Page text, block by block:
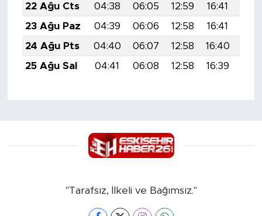
22 Ağu Cts
04:38 06:05 12:59 16:41
23 Ağu Paz
04:39 06:06 12:58 16:41
24 Ağu Pts
04:40 06:07 12:58 16:40
25 Ağu Sal
04:41 06:08 12:58 16:39
"Tarafsız, İlkeli ve Bağımsız."